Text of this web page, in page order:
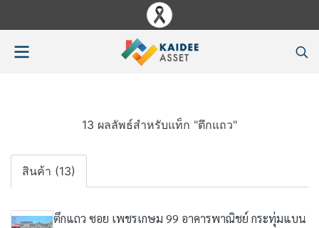
13 ผลลัพธ์สำหรับแท็ก "ตึกแถว"
สินค้า (13)
ตึกแถว ซอย เพชรเกษม 99 อาคารพาณิชย์ กระทุ่มแบน